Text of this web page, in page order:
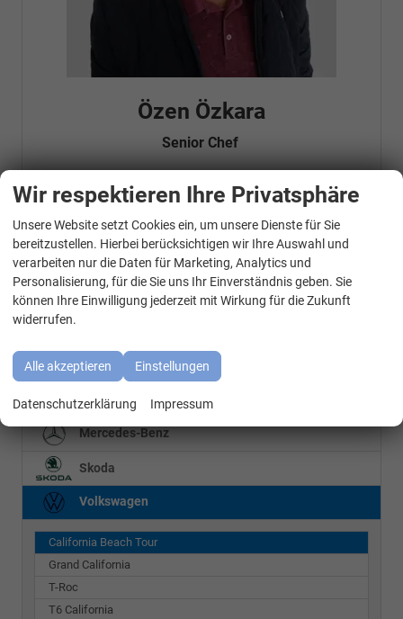
Özen Özkara
Senior Chef
Telefonnummer: 07181 - 47695 15
E-Mailadresse:info@autohausrems.de
Fahrzeugnr.
Geparkte Fahrzeuge (0)
BMW
Cupra
Mercedes-Benz
Skoda
Volkswagen
California Beach Tour
Grand California
T-Roc
T6 California
Wir respektieren Ihre Privatsphäre
Unsere Website setzt Cookies ein, um unsere Dienste für Sie
bereitzustellen. Hierbei berücksichtigen wir Ihre Auswahl und
verarbeiten nur die Daten für Marketing, Analytics und
Personalisierung, für die Sie uns Ihr Einverständnis geben. Sie
können Ihre Einwilligung jederzeit mit Wirkung für die Zukunft
widerrufen.
Alle akzeptieren Einstellungen
Datenschutzerklärung Impressum